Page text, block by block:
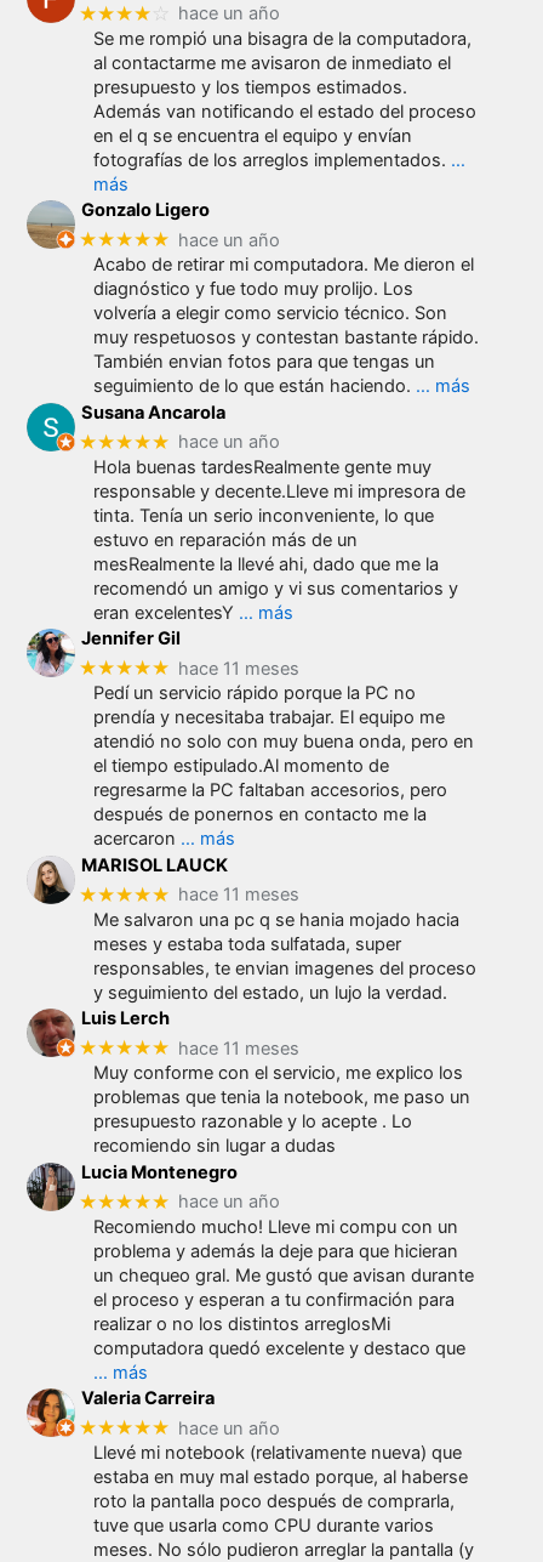
★★★★ ☆
hace un año
Se me rompió una bisagra de la computadora,
al contactarme me avisaron de inmediato el
presupuesto y los tiempos estimados.
Además van notificando el estado del proceso
en el q se encuentra el equipo y envían
fotografías de los arreglos implementados. …
más
Gonzalo Ligero
★★★★★ hace un año
Acabo de retirar mi computadora. Me dieron el
diagnóstico y fue todo muy prolijo. Los
volvería a elegir como servicio técnico. Son
muy respetuosos y contestan bastante rápido.
También envian fotos para que tengas un
seguimiento de lo que están haciendo. … más
Susana Ancarola
★★★★★ hace un año
Hola buenas tardesRealmente gente muy
responsable y decente.Lleve mi impresora de
tinta. Tenía un serio inconveniente, lo que
estuvo en reparación más de un
mesRealmente la llevé ahi, dado que me la
recomendó un amigo y vi sus comentarios y
eran excelentesY … más
Jennifer Gil
★★★★★ hace 11 meses
Pedí un servicio rápido porque la PC no
prendía y necesitaba trabajar. El equipo me
atendió no solo con muy buena onda, pero en
el tiempo estipulado.Al momento de
regresarme la PC faltaban accesorios, pero
después de ponernos en contacto me la
acercaron … más
MARISOL LAUCK
★★★★★ hace 11 meses
Me salvaron una pc q se hania mojado hacia
meses y estaba toda sulfatada, super
responsables, te envian imagenes del proceso
y seguimiento del estado, un lujo la verdad.
Luis Lerch
★★★★★ hace 11 meses
Muy conforme con el servicio, me explico los
problemas que tenia la notebook, me paso un
presupuesto razonable y lo acepte . Lo
recomiendo sin lugar a dudas
Lucia Montenegro
★★★★★ hace un año
Recomiendo mucho! Lleve mi compu con un
problema y además la deje para que hicieran
un chequeo gral. Me gustó que avisan durante
el proceso y esperan a tu confirmación para
realizar o no los distintos arreglosMi
computadora quedó excelente y destaco que
… más
Valeria Carreira
★★★★★ hace un año
Llevé mi notebook (relativamente nueva) que
estaba en muy mal estado porque, al haberse
roto la pantalla poco después de comprarla,
tuve que usarla como CPU durante varios
meses. No sólo pudieron arreglar la pantalla (y